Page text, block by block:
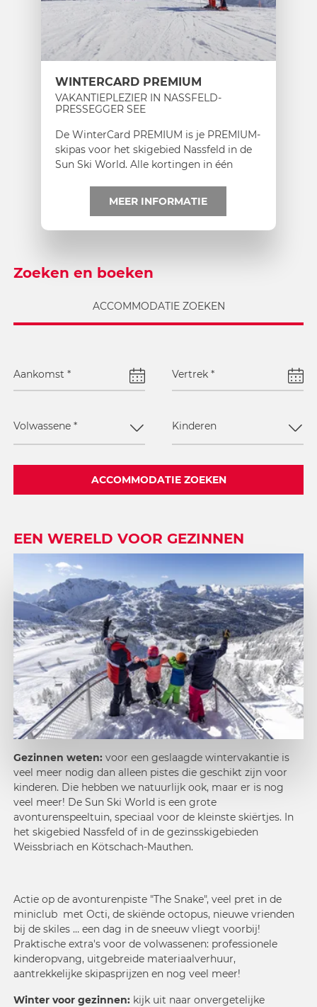
WINTERCARD PREMIUM
VAKANTIEPLEZIER IN NASSFELD-
PRESSEGGER SEE
De WinterCard PREMIUM is je PREMIUM-
skipas voor het skigebied Nassfeld in de
Sun Ski World. Alle kortingen in één
MEER INFORMATIE
Zoeken en boeken
ACCOMMODATIE ZOEKEN
Aankomst * Vertrek *
Volwassene * Kinderen
ACCOMMODATIE ZOEKEN
EEN WERELD VOOR GEZINNEN
Gezinnen weten: voor een geslaagde wintervakantie is
veel meer nodig dan alleen pistes die geschikt zijn voor
kinderen. Die hebben we natuurlijk ook, maar er is nog
veel meer! De Sun Ski World is een grote
avonturenspeeltuin, speciaal voor de kleinste skiërtjes. In
het skigebied Nassfeld of in de gezinsskigebieden
Weissbriach en Kötschach-Mauthen.
Actie op de avonturenpiste "The Snake", veel pret in de
miniclub met Octi, de skiënde octopus, nieuwe vrienden
bij de skiles … een dag in de sneeuw vliegt voorbij!
Praktische extra's voor de volwassenen: professionele
kinderopvang, uitgebreide materiaalverhuur,
aantrekkelijke skipasprijzen en nog veel meer!
Winter voor gezinnen: kijk uit naar onvergetelijke